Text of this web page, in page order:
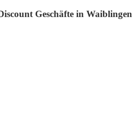
Geschäfte in Waiblingen